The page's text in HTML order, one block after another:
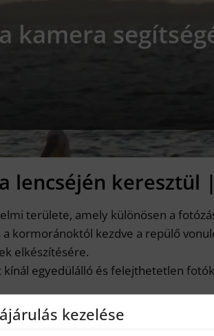
kezelése
kamera
lencséjén keresztül
területe, amely különösen a
kormoránoktól kezdve a repülő
elkészítésére.
egyedülálló és felejthetetlen
a 3***-os szállodába/panzióba az